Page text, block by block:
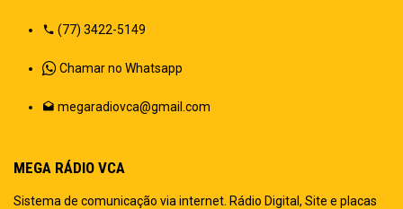
(77) 3422-5149
Chamar no Whatsapp
megaradiovca@gmail.com
MEGA RÁDIO VCA
Sistema de comunicação via internet. Rádio Digital, Site e placas